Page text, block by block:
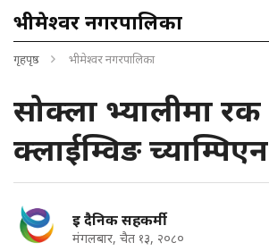
भीमेश्वर नगरपालिका
गृहपृष्ठ भीमेश्वर नगरपालिका
सोक्ला भ्यालीमा रक
क्लाईम्विङ च्याम्पिएन
इ दैनिक सहकर्मी
मंगलबार, चैत १३, २०८०